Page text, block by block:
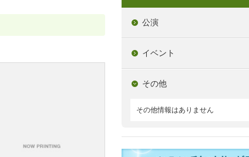
公演
イベント
その他
その他情報はありません